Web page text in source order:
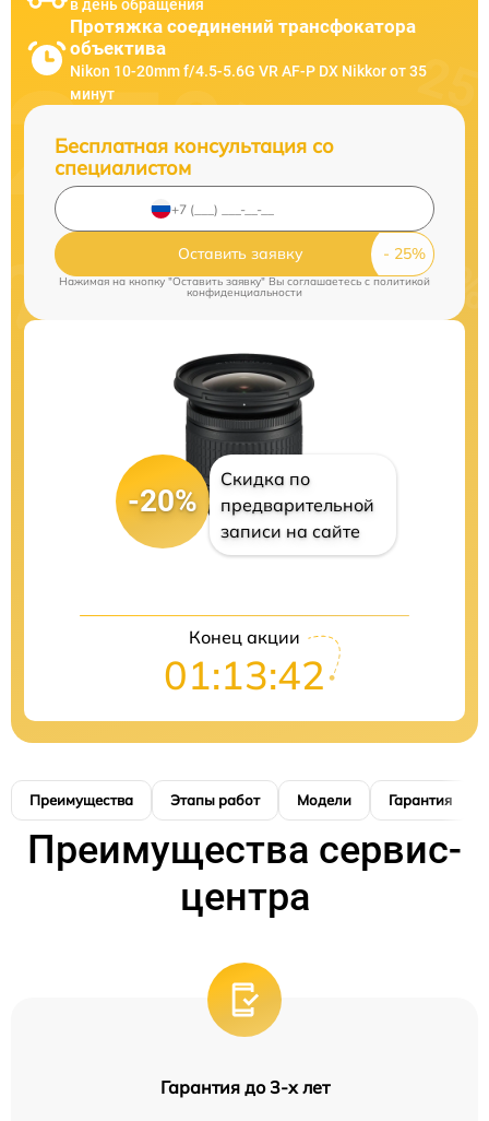
в день обращения
Протяжка соединений трансфокатора
объектива
Nikon 10-20mm f/4.5-5.6G VR AF-P DX Nikkor от 35
минут
Бесплатная консультация со
специалистом
Оставить заявку
Нажимая на кнопку "Оставить заявку" Вы соглашаетесь cполитикой
конфиденциальности
-20%
Скидка по
предварительной
записи на сайте
Конец акции
01:13:41
Преимущества Этапы работ Модели Гарантия
Преимущества сервис-
центра
Гарантия до 3-х лет